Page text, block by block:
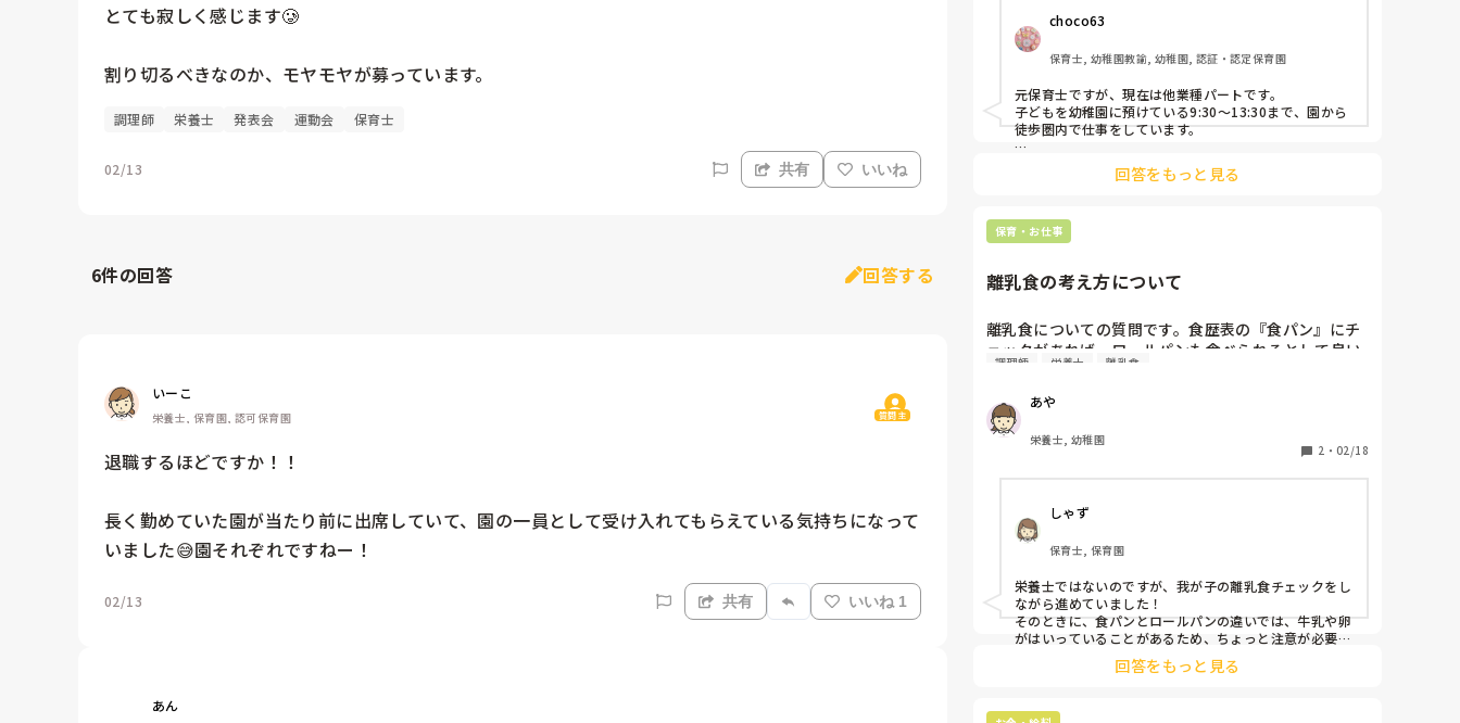
とても寂しく感じます🥲
割り切るべきなのか、モヤモヤが募っています。
調理師 栄養士 発表会 運動会 保育士
02/13 共有 いいね
6件の回答 回答する
いーこ
栄養士, 保育園, 認可保育園 質問主
退職するほどですか！！
長く勤めていた園が当たり前に出席していて、園の一員として受け入れてもらえている気持ちになって
02/13 共有 いいね 1
あん
もう少しして幼稚園に慣れたら、私は辞めて、短い時
間のパートか土日の保育園の派遣の仕事探すかな？と
考えてます。お子様を幼稚園に預けパートしているか
た、どういう働きがいいか？アドバイス下さい!あと場
所も近い場所か？と
choco63
保育士, 幼稚園教諭, 幼稚園, 認証・認定保育園
元保育士ですが、現在は他業種パートです。
子どもを幼稚園に預けている9:30〜13:30まで、園から
徒歩圏内で仕事をしています。
保育の世界が大好きですが、子どもの体調のこともあり
退職し、転職･パートを選んでいます。
幼稚園に預けているとのことでしたので、近さは想像以
上に重要ポイントでした。周りのママさんたちは9〜16
幼稚園に慣れたり、将来就学する際にも仕事を変えやす
良いお仕事先が見つかること、応援しています！
回答をもっと見る
保育・お仕事
離乳食の考え方について
離乳食についての質問です。食歴表の『食パン』にチ
ェックがあれば、ロールパンも食べられるとして良い
でしょうか。職場内で意見が対立しています…。
調理師 栄養士 離乳食
あや
栄養士, 幼稚園
2 ・ 02/18
しゃず
保育士, 保育園
栄養士ではないのですが、我が子の離乳食チェックをし
ながら進めていました！
そのときに、食パンとロールパンの違いでは、牛乳や卵
がはいっていることがあるため、ちょっと注意が必要と
記載されていました。
食べれることは食べれると思いますが、乳と卵のチェッ
回答をもっと見る